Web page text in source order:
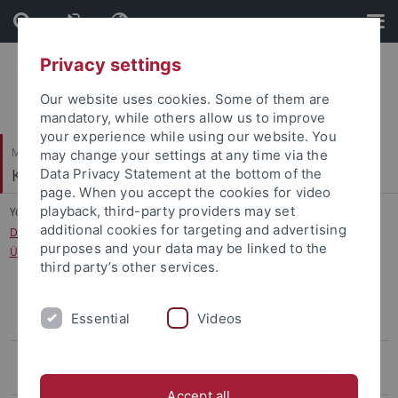
Skip
to
content
Skip
to
footer
Mathematisch-Naturwissenschaftliche Fakultät
Klinische Psychologie und Psychotherapie
You are here: Startseite
...
Der Einfluss inhibitorischer Kontrolle auf die Stimmung bei Personen mit
Übergewicht
Der Einfluss inhibitorischer Kontrolle auf die Stimmung bei Personen
mit Übergewicht
Nahrungsmittelreizen bei der Essanfallstörung
Privacy settings
Our website uses cookies. Some of them are
mandatory, while others allow us to improve
your experience while using our website. You
may change your settings at any time via the
Data Privacy Statement at the bottom of the
page. When you accept the cookies for video
playback, third-party providers may set
additional cookies for targeting and advertising
purposes and your data may be linked to the
third party’s other services.
Essential Videos